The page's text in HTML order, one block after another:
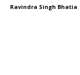
Ravindra Singh Bhatia